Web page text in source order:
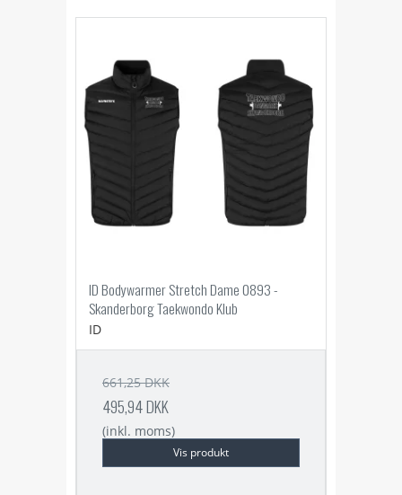
ID Bodywarmer Stretch Dame 0893 -
Skanderborg Taekwondo Klub
ID
661,25 DKK
495,94 DKK
(inkl. moms)
Vis produkt